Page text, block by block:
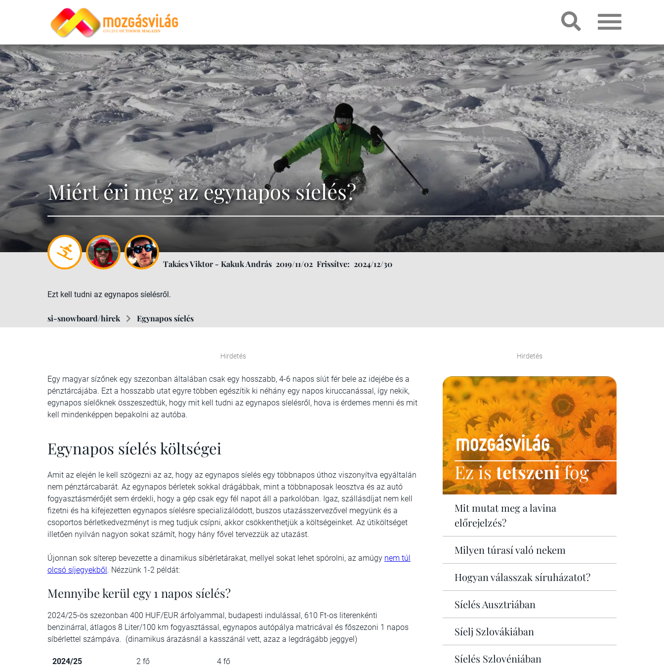
Miért éri meg az egynapos síelés?
Takács Viktor - Kakuk András 2019/11/02 Frissítve: 2024/12/30
Ezt kell tudni az egynapos síelésről.
si-snowboard/hirek Egynapos síelés
Hirdetés
Egy magyar sízőnek egy szezonban általában csak egy hosszabb, 4-6 napos síút fér bele az idejébe és a
pénztárcájába. Ezt a hosszabb utat egyre többen egészítik ki néhány egy napos kiruccanással, így nekik,
egynapos síelőknek összeszedtük, hogy mit kell tudni az egynapos síelésről, hova is érdemes menni és mit
kell mindenképpen bepakolni az autóba.
Egynapos síelés költségei
Amit az elején le kell szögezni az az, hogy az egynapos síelés egy többnapos úthoz viszonyítva egyáltalán
nem pénztárcabarát. Az egynapos bérletek sokkal drágábbak, mint a többnaposak leosztva és az autó
fogyasztásmérőjét sem érdekli, hogy a gép csak egy fél napot áll a parkolóban. Igaz, szállásdíjat nem kell
fizetni és ha kifejezetten egynapos síelésre specializálódott, buszos utazásszervezővel megyünk és a
csoportos bérletkedvezményt is meg tudjuk csípni, akkor csökkenthetjük a költségeinket. Az útiköltséget
illetően nyilván nagyon sokat számít, hogy hány fővel tervezzük az utazást.
Újonnan sok síterep bevezette a dinamikus síbérletárakat, mellyel sokat lehet spórolni, az amúgy nem túl
olcsó síjegyekből. Nézzünk 1-2 példát:
Mennyibe kerül egy 1 napos síelés?
2024/25-ös szezonban 400 HUF/EUR árfolyammal, budapesti indulással, 610 Ft-os literenkénti
benzinárral, átlagos 8 Liter/100 km fogyasztással, egynapos autópálya matricával és főszezoni 1 napos
síbérlettel számpáva. (dinamikus árazásnál a kasszánál vett, azaz a legdrágább jeggyel)
2024/25 2 fő
4 fő
Hirdetés
Ez istetszenifog
Mit mutat meg a lavina
előrejelzés?
Milyen túrasí való nekem
Hogyan válasszak síruházatot?
Síelés Ausztriában
Síelj Szlovákiában
Síelés Szlovéniában